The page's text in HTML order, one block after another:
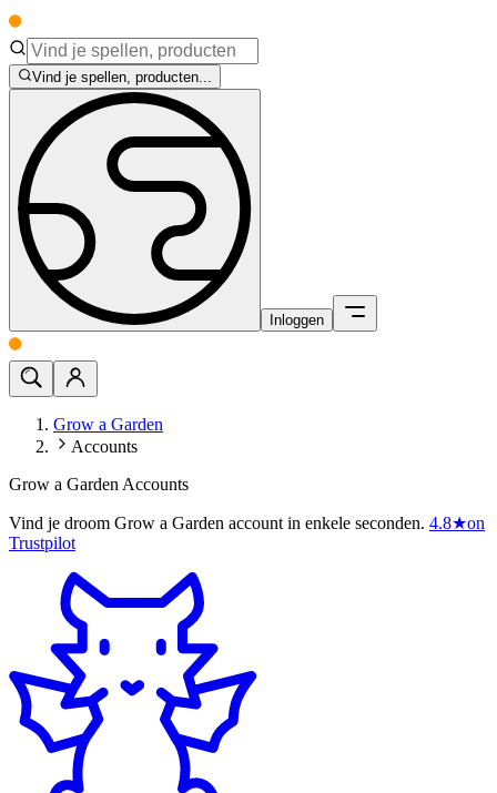
Vind je spellen, producten...
Inloggen
Grow a Garden
Accounts
Grow a Garden Accounts
Vind je droom Grow a Garden account in enkele seconden. 4.8★on
Trustpilot